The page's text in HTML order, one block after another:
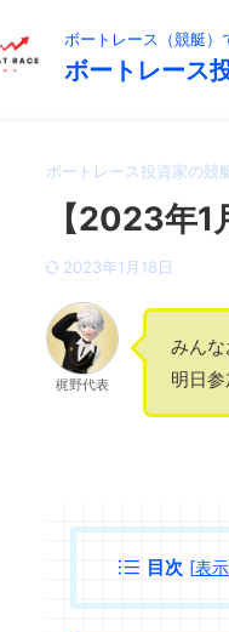
ボートレース（競艇
ボートレース
ボートレース投資家の競
【2023年
2023年1月18日
梶野代表
みん
明日
目次 [表示